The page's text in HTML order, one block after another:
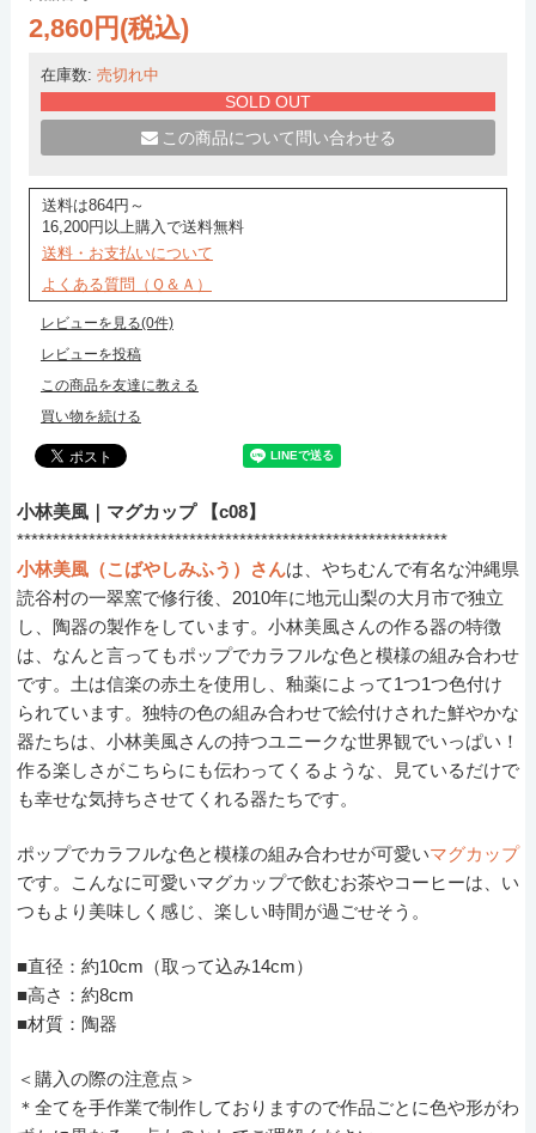
2,860円(税込)
在庫数: 売切れ中
SOLD OUT
この商品について問い合わせる
送料は864円～
16,200円以上購入で送料無料
送料・お支払いについて
よくある質問（Ｑ＆Ａ）
レビューを見る(0件)
レビューを投稿
この商品を友達に教える
買い物を続ける
小林美風｜マグカップ 【c08】
************************************************************
小林美風（こばやしみふう）さんは、やちむんで有名な沖縄県
読谷村の一翠窯で修行後、2010年に地元山梨の大月市で独立
し、陶器の製作をしています。小林美風さんの作る器の特徴
は、なんと言ってもポップでカラフルな色と模様の組み合わせ
です。土は信楽の赤土を使用し、釉薬によって1つ1つ色付け
られています。独特の色の組み合わせで絵付けされた鮮やかな
器たちは、小林美風さんの持つユニークな世界観でいっぱい！
作る楽しさがこちらにも伝わってくるような、見ているだけで
も幸せな気持ちさせてくれる器たちです。
ポップでカラフルな色と模様の組み合わせが可愛いマグカップ
です。こんなに可愛いマグカップで飲むお茶やコーヒーは、い
つもより美味しく感じ、楽しい時間が過ごせそう。
■直径：約10cm（取って込み14cm）
■高さ：約8cm
■材質：陶器
＜購入の際の注意点＞
＊全てを手作業で制作しておりますので作品ごとに色や形がわ